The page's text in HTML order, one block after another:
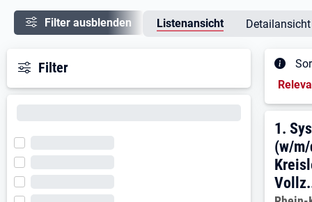
Filter ausblenden Listenansicht Detailansicht
Filter
1.
1.
(w/